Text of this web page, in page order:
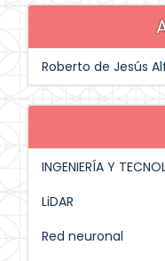
Roberto de Jesús
INGENIERÍA Y
LiDAR
Red neuronal